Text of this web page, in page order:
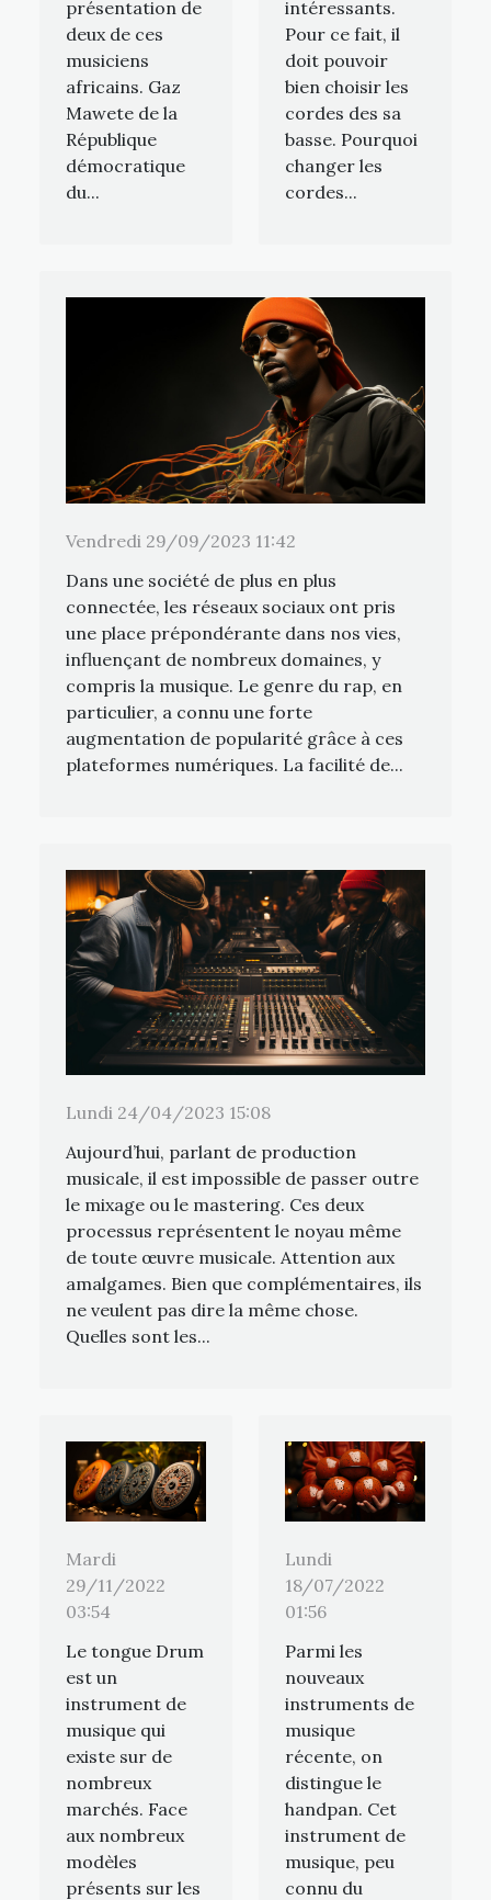
présentation de
deux de ces
musiciens
africains. Gaz
Mawete de la
République
démocratique
du...
intéressants.
Pour ce fait, il
doit pouvoir
bien choisir les
cordes des sa
basse. Pourquoi
changer les
cordes...
Vendredi 29/09/2023 11:42
Dans une société de plus en plus
connectée, les réseaux sociaux ont pris
une place prépondérante dans nos vies,
influençant de nombreux domaines, y
compris la musique. Le genre du rap, en
particulier, a connu une forte
augmentation de popularité grâce à ces
plateformes numériques. La facilité de...
Lundi 24/04/2023 15:08
Aujourd’hui, parlant de production
musicale, il est impossible de passer outre
le mixage ou le mastering. Ces deux
processus représentent le noyau même
de toute œuvre musicale. Attention aux
amalgames. Bien que complémentaires, ils
ne veulent pas dire la même chose.
Quelles sont les...
Mardi
29/11/2022
03:54
Le tongue Drum
est un
instrument de
musique qui
existe sur de
nombreux
marchés. Face
aux nombreux
modèles
présents sur les
Lundi
18/07/2022
01:56
Parmi les
nouveaux
instruments de
musique
récente, on
distingue le
handpan. Cet
instrument de
musique, peu
connu du